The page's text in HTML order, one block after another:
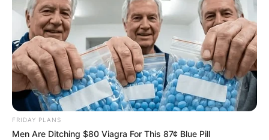
Deixe um Comentário
FRIDAY PLANS
Men Are Ditching $80 Viagra For This 87¢ Blue Pill